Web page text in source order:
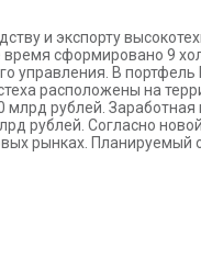
и экспорту
время сформировано 9
В портфель
расположены на
рублей.
рублей. Согласно
рынках.